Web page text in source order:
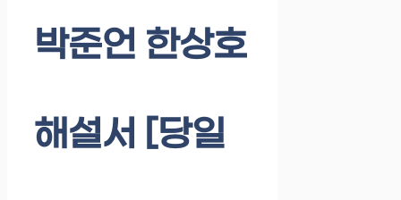
박준언 한상호
해설서 [당일